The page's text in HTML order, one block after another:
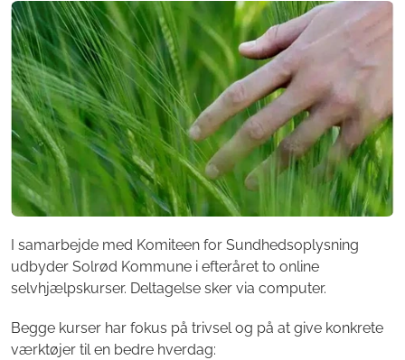
I samarbejde med Komiteen for Sundhedsoplysning
udbyder Solrød Kommune i efteråret to online
selvhjælpskurser. Deltagelse sker via computer.
Begge kurser har fokus på trivsel og på at give konkrete
værktøjer til en bedre hverdag: